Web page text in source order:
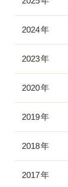
2024
2023
2020
2019
2018
2017